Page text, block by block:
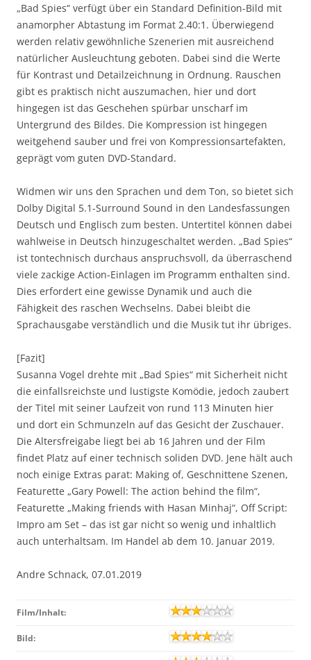
„Bad Spies“ verfügt über ein Standard Definition-Bild mit
anamorpher Abtastung im Format 2.40:1. Überwiegend
werden relativ gewöhnliche Szenerien mit ausreichend
natürlicher Ausleuchtung geboten. Dabei sind die Werte
für Kontrast und Detailzeichnung in Ordnung. Rauschen
gibt es praktisch nicht auszumachen, hier und dort
hingegen ist das Geschehen spürbar unscharf im
Untergrund des Bildes. Die Kompression ist hingegen
weitgehend sauber und frei von Kompressionsartefakten,
geprägt vom guten DVD-Standard.
Widmen wir uns den Sprachen und dem Ton, so bietet sich
Dolby Digital 5.1-Surround Sound in den Landesfassungen
Deutsch und Englisch zum besten. Untertitel können dabei
wahlweise in Deutsch hinzugeschaltet werden. „Bad Spies“
ist tontechnisch durchaus anspruchsvoll, da überraschend
viele zackige Action-Einlagen im Programm enthalten sind.
Dies erfordert eine gewisse Dynamik und auch die
Fähigkeit des raschen Wechselns. Dabei bleibt die
Sprachausgabe verständlich und die Musik tut ihr übriges.
[Fazit]
Susanna Vogel drehte mit „Bad Spies“ mit Sicherheit nicht
die einfallsreichste und lustigste Komödie, jedoch zaubert
der Titel mit seiner Laufzeit von rund 113 Minuten hier
und dort ein Schmunzeln auf das Gesicht der Zuschauer.
Die Altersfreigabe liegt bei ab 16 Jahren und der Film
findet Platz auf einer technisch soliden DVD. Jene hält auch
noch einige Extras parat: Making of, Geschnittene Szenen,
Featurette „Gary Powell: The action behind the film“,
Featurette „Making friends with Hasan Minhaj“, Off Script:
Impro am Set – das ist gar nicht so wenig und inhaltlich
auch unterhaltsam. Im Handel ab dem 10. Januar 2019.
Andre Schnack, 07.01.2019
Film/Inhalt:
Bild: